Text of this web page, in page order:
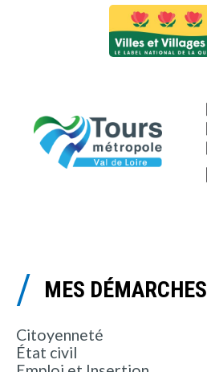
MES DÉMARCHES
Citoyenneté
État civil